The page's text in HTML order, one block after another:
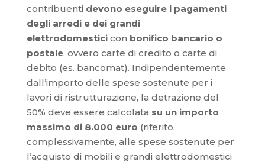
contribuenti devono eseguire i pagamenti
degli arredi e dei grandi
elettrodomesticicon bonifico bancario o
postale, ovvero carte di credito o carte di
debito (es. bancomat). Indipendentemente
dall’importo delle spese sostenute per i
lavori di ristrutturazione, la detrazione del
50% deve essere calcolata su un importo
massimo di 8.000 euro (riferito,
complessivamente, alle spese sostenute per
l’acquisto di mobili e grandi elettrodomestici